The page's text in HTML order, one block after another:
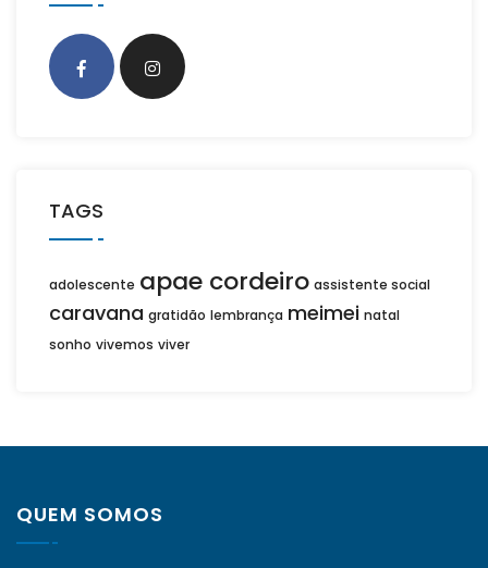
TAGS
adolescente apae cordeiro assistente social
caravana gratidão lembrança meimei natal
sonho vivemos viver
QUEM SOMOS